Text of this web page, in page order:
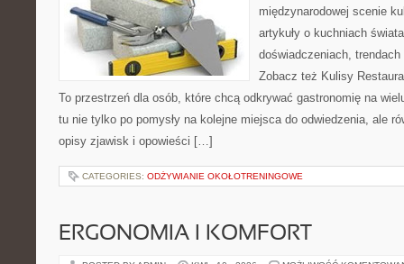
międzynarodowej scenie
artykuły o kuchniach
doświadczeniach,
Zobacz też Kulisy
To przestrzeń dla osób, które chcą odkrywać gastronomię na
tu nie tylko po pomysły na kolejne miejsca do odwiedzenia, ale
opisy zjawisk i opowieści […]
CATEGORIES: ODŻYWIANIE OKOŁOTRENINGOWE
ERGONOMIA I KOMFORT